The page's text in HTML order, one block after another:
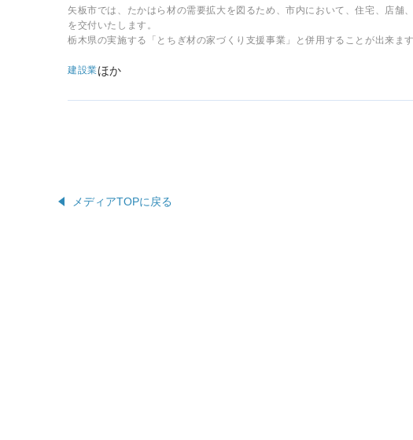
矢板市では、たかはら材の需要拡大を図るため、市内において、住宅、店舗
を交付いたします。
栃木県の実施する「とちぎ材の家づくり支援事業」と併用することが出来ます
建設業ほか
メディアTOPに戻る